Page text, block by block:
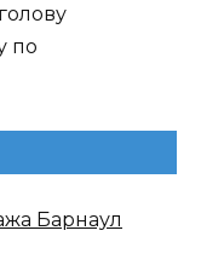
по
Барнаул